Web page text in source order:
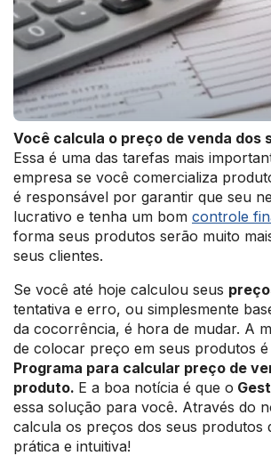
Você calcula o preço de venda dos
Essa é uma das tarefas mais
empresa se você comercializa
é responsável por garantir que seu
lucrativo e tenha um bom controle
forma seus produtos serão muito
seus clientes.
Se você até hoje calculou seus
tentativa e erro, ou simplesmente
da cocorrência, é hora de mudar. A
de colocar preço em seus produtos
Programa para calcular preço de
produto. E a boa notícia é que o
essa solução para você. Através do
calcula os preços dos seus produtos
prática e intuitiva!